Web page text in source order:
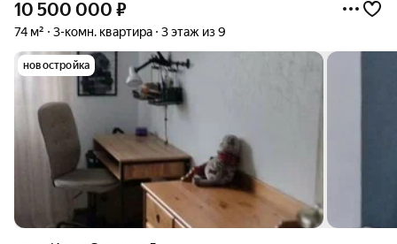
10 500 000 ₽
74 м² 3-комн. квартира 3 этаж из 9
новостройка